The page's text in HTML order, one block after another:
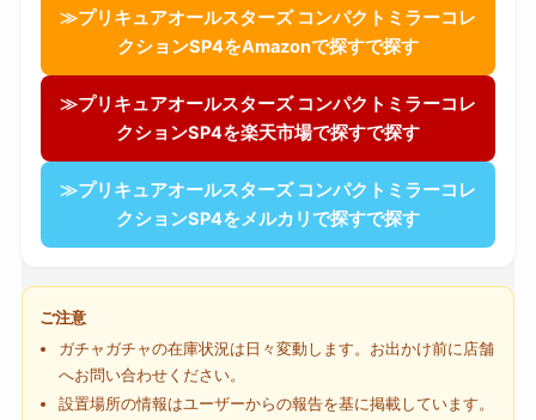
≫プリキュアオールスターズ コンパクトミラーコレ
クションSP4をAmazonで探すで探す
≫プリキュアオールスターズ コンパクトミラーコレ
クションSP4を楽天市場で探すで探す
≫プリキュアオールスターズ コンパクトミラーコレ
クションSP4をメルカリで探すで探す
ご注意
ガチャガチャの在庫状況は日々変動します。お出かけ前に店舗
へお問い合わせください。
設置場所の情報はユーザーからの報告を基に掲載しています。